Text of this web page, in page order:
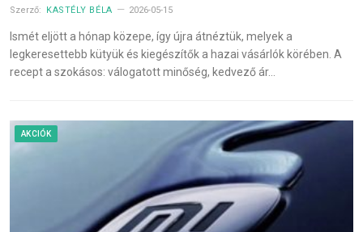
Szerző: KASTÉLY BÉLA 2026-05-15
Ismét eljött a hónap közepe, így újra átnéztük, melyek a
legkeresettebb kütyük és kiegészítők a hazai vásárlók körében. A
recept a szokásos: válogatott minőség, kedvező ár…
AKCIÓK